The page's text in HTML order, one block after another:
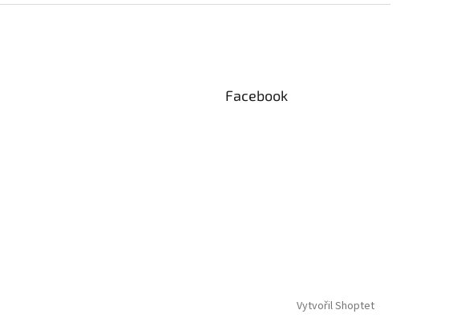
Facebook
Vytvořil Shoptet